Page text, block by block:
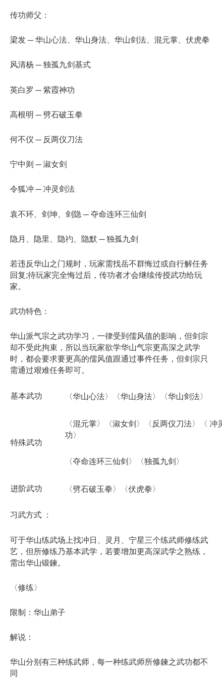
传功师父：
梁发 ─ 华山心法、华山身法、华山剑法、混元掌、伏虎拳
风清杨 ─ 独孤九剑基式
英白罗 ─ 紫霞神功
高根明 ─ 劈石破玉拳
何不仪 ─ 反两仪刀法
宁中则 ─ 淑女剑
令狐冲 ─ 冲灵剑法
袁不环、剑坤、剑隐 ─ 夺命连环三仙剑
隐月、隐里、隐礿、隐默 ─ 独孤九剑
若违反华山之门规时，玩家需找岳不群悔过或自行解任务
回复;待玩家完全悔过后，传功者才会继续传授武功给玩
家。
武功特色：
华山派气宗之武功学习，一律受到儒风值的影响，但剑宗
却不受此拘束，所以当玩家欲学华山气宗更高深之武学
时，都会要求要更高的儒风值跟通过事件任务，但剑宗只
需通过艰难任务即可。
基本武功 〈华山心法〉〈华山身法〉〈华山剑法〉
特殊武功
〈混元掌〉〈淑女剑〉〈反两仪刀法〉〈 冲
功〉
〈夺命连环三仙剑〉〈独孤九剑〉
进阶武功 〈劈石破玉拳〉〈伏虎拳〉
习武方式 ：
可于华山练武场上找冲日、灵月、宁星三个练武师修练武
艺，但所修练乃基本武学，若要增加更高深武学之熟练，
需出华山锻鍊。
〈修练〉
限制：华山弟子
解说：
华山分别有三种练武师，每一种练武师所修鍊之武功都不
同